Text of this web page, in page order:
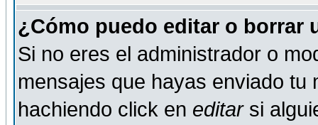
¿Cómo puedo editar o borrar
Si no eres el administrador o
mensajes que hayas enviado tu
hachiendo click en editarsi